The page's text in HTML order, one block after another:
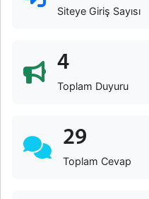
Siteye Giriş Sayısı
4
Toplam Duyuru
29
Toplam Cevap